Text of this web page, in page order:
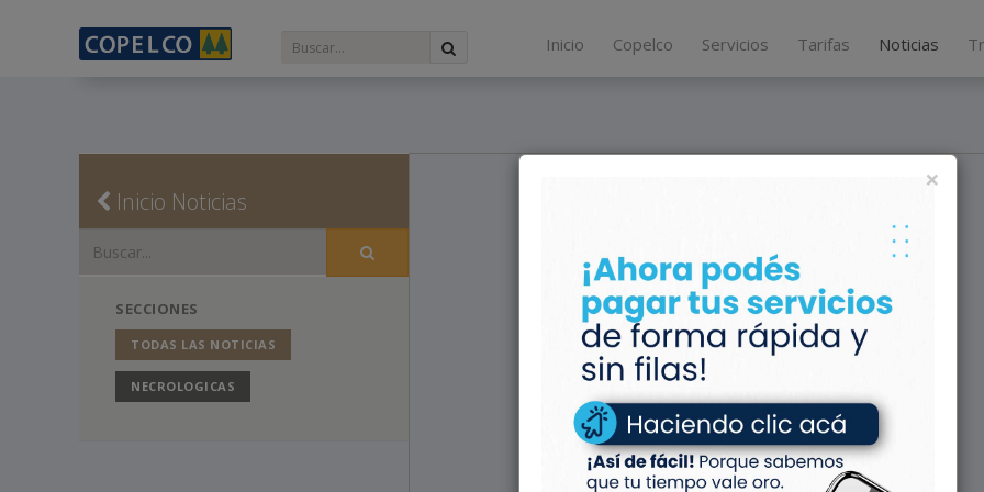
×
Inicio Copelco Servicios Tarifas Noticias
Inicio Noticias
SECCIONES
TODAS LAS NOTICIAS
NECROLOGICAS
José del Carmen Vilo (QEPD)